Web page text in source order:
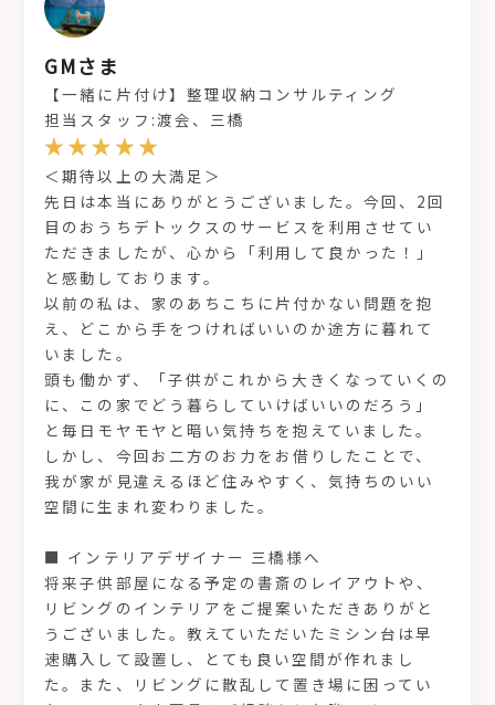
GMさま
【一緒に片付け】整理収納コンサルティング
担当スタッフ:渡会、三橋
＜期待以上の大満足＞
先日は本当にありがとうございました。今回、2回
目のおうちデトックスのサービスを利用させてい
ただきましたが、心から「利用して良かった！」
と感動しております。
以前の私は、家のあちこちに片付かない問題を抱
え、どこから手をつければいいのか途方に暮れて
いました。
頭も働かず、「子供がこれから大きくなっていくの
に、この家でどう暮らしていけばいいのだろう」
と毎日モヤモヤと暗い気持ちを抱えていました。
しかし、今回お二方のお力をお借りしたことで、
我が家が見違えるほど住みやすく、気持ちのいい
空間に生まれ変わりました。
■ インテリアデザイナー 三橋様へ
将来子供部屋になる予定の書斎のレイアウトや、
リビングのインテリアをご提案いただきありがと
うございました。教えていただいたミシン台は早
速購入して設置し、とても良い空間が作れまし
た。また、リビングに散乱して置き場に困ってい